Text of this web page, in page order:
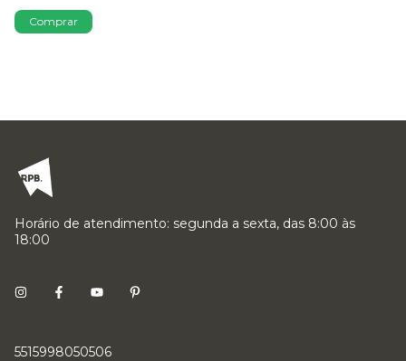
Comprar
Horário de atendimento: segunda a sexta, das 8:00 às
18:00
5515998050506